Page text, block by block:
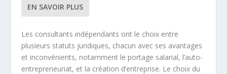
EN SAVOIR PLUS
Les consultants indépendants ont le choix entre
plusieurs statuts juridiques, chacun avec ses avantages
et inconvénients, notamment le portage salarial, l’auto-
entrepreneuriat, et la création d’entreprise. Le choix du